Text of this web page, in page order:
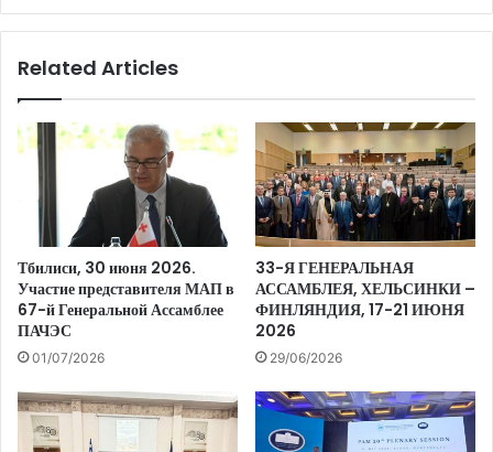
Related Articles
Тбилиси, 30 июня 2026.
Участие представителя МАП в
67-й Генеральной Ассамблее
ПАЧЭС
01/07/2026
33-Я ГЕНЕРАЛЬНАЯ
АССАМБЛЕЯ, ХЕЛЬСИНКИ –
ФИНЛЯНДИЯ, 17-21 ИЮНЯ
2026
29/06/2026